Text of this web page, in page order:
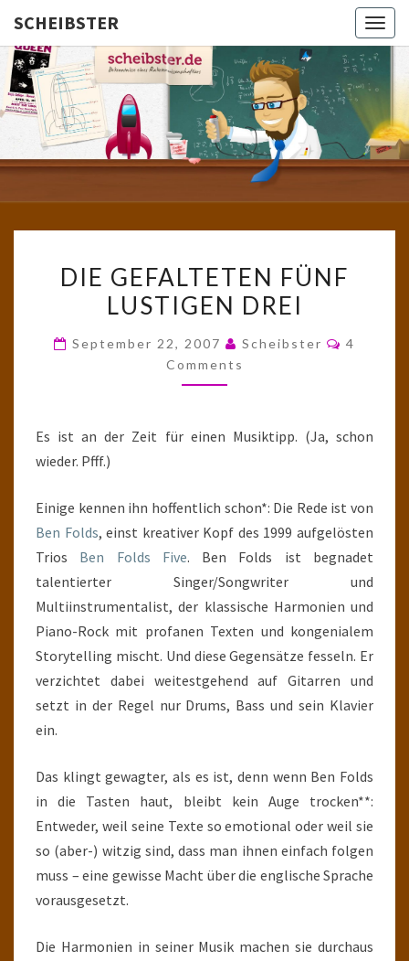
SCHEIBSTER
Gutbürgerliche
Reime Und
Mehr! In
Blogform.
School!
GEFALTETEN
FÜNF
DREI
DIE GEFALTETEN FÜNF
LUSTIGEN DREI
September 22, 2007 Scheibster
4
Comments
Es ist an der Zeit für einen Musiktipp. (Ja, schon
wieder. Pfff.)
Einige kennen ihn hoffentlich schon*: Die Rede ist von
Ben Folds, einst kreativer Kopf des 1999 aufgelösten
Trios Ben Folds Five. Ben Folds ist begnadet
talentierter Singer/Songwriter und
Multiinstrumentalist, der klassische Harmonien und
Piano-Rock mit profanen Texten und kongenialem
Storytelling mischt. Und diese Gegensätze fesseln. Er
verzichtet dabei weitestgehend auf Gitarren und
setzt in der Regel nur Drums, Bass und sein Klavier
ein.
Das klingt gewagter, als es ist, denn wenn Ben Folds
in die Tasten haut, bleibt kein Auge trocken**:
Entweder, weil seine Texte so emotional oder weil sie
so (aber-) witzig sind, dass man ihnen einfach folgen
muss – eine gewisse Macht über die englische Sprache
vorausgesetzt.
Die Harmonien in seiner Musik machen sie durchaus